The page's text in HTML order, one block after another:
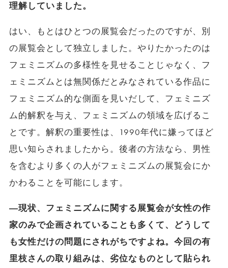
理解していました。
はい、もとはひとつの展覧会だったのですが、別
の展覧会として独立しました。やりたかったのは
フェミニズムの多様性を見せることじゃなく、フ
ェミニズムとは無関係だとみなされている作品に
フェミニズム的な側面を見いだして、フェミニズ
ム的解釈を与え、フェミニズムの領域を広げるこ
とです。解釈の重要性は、1990年代に嫌ってほど
思い知らされましたから。後者の方法なら、男性
を含むより多くの人がフェミニズムの展覧会にか
かわることを可能にします。
―現状、フェミニズムに関する展覧会が女性の作
家のみで企画されていることも多くて、どうして
も女性だけの問題にされがちですよね。今回の有
里枝さんの取り組みは、劣位なものとして貼られ